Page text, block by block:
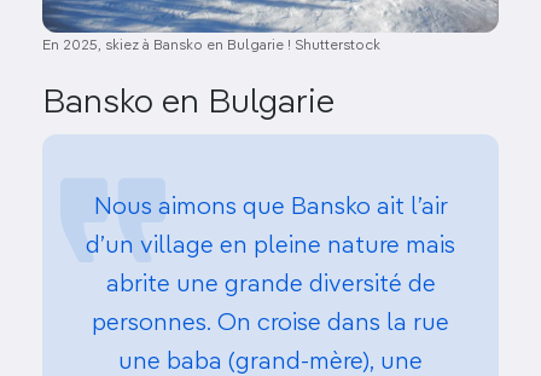
En 2025, skiez à Bansko en Bulgarie ! Shutterstock
Bansko en Bulgarie
Nous aimons que Bansko ait l’air
d’un village en pleine nature mais
abrite une grande diversité de
personnes. On croise dans la rue
une baba (grand-mère), une